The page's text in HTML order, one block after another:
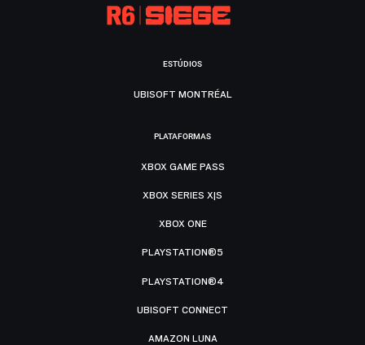
ESTÚDIOS
UBISOFT MONTRÉAL
PLATAFORMAS
XBOX GAME PASS
XBOX SERIES X|S
XBOX ONE
PLAYSTATION®5
PLAYSTATION®4
UBISOFT CONNECT
AMAZON LUNA